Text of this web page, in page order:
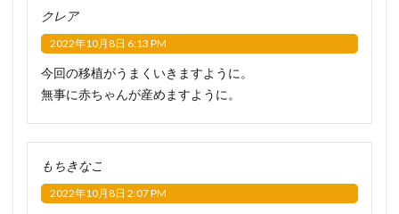
クレア
2022年10月8日 6:13 PM
今回の移植がうまくいきますように。
無事に赤ちゃんが産めますように。
もちきなこ
2022年10月8日 2:07 PM